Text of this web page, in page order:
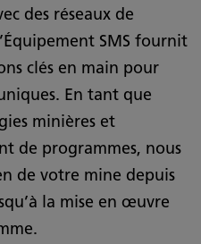
des réseaux de
SMS fournit
clés en main pour
En tant que
minières et
de programmes, nous
de votre mine depuis
la mise en œuvre